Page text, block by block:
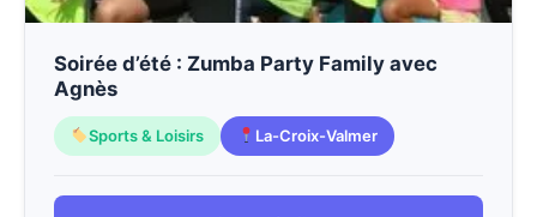
Soirée d’été : Zumba Party Family avec
Agnès
Sports & Loisirs La-Croix-Valmer